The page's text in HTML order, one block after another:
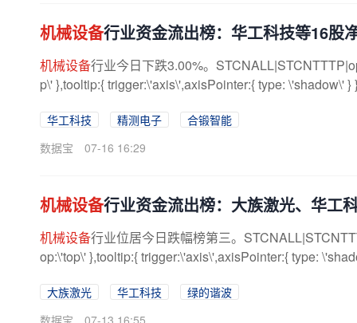
机械设备行业资金流出榜：华工科技等16股
机械设备行业今日下跌3.00%。
p\' },tooltip:{ trigger:\'axis\',axisPointer:{ type: \'shadow\' }
华工科技 精测电子
合锻智能
数据宝
07-16 16:29
机械设备行业资金流出榜：大族激光、华工
机械设备行业位居今日跌幅榜第三。
op:\'top\' },tooltip:{ trigger:\'axis\',axisPointer:{ type:
大族激光 华工科技
绿的谐波
数据宝
07-13 16:55